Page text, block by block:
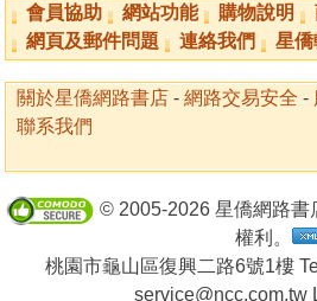
會員協助 網站功能 購物說明
網頁及郵件問題
連絡我們 星
關於星僑網路書店 - 網路交易安全 -
聯系我們
© 2005-2026 星僑網路書
權利。
桃園市龜山區復興二路6號1樓
service@ncc.com.tw